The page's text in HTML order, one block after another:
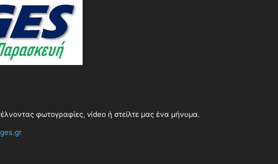
φωτογραφίες, video ή στείλτε μας ένα μήνυμα.